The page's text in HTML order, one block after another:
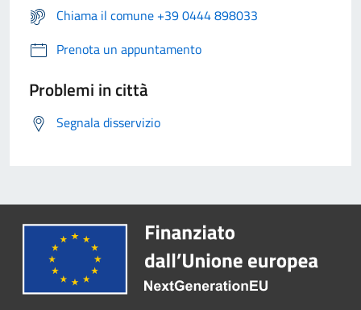
Chiama il comune +39 0444 898033
Prenota un appuntamento
Problemi in città
Segnala disservizio